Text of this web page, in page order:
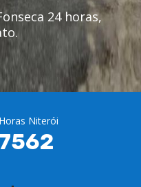
24 horas,
Niterói